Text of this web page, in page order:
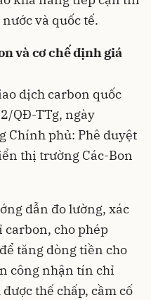
và quốc tế.
và cơ chế định giá
dịch carbon quốc
QĐ-TTg, ngày
Chính phủ: Phê duyệt
thị trường Các-Bon
dẫn đo lường, xác
cho phép
tăng dòng tiền cho
công nhận tín chỉ
thế chấp, cầm cố